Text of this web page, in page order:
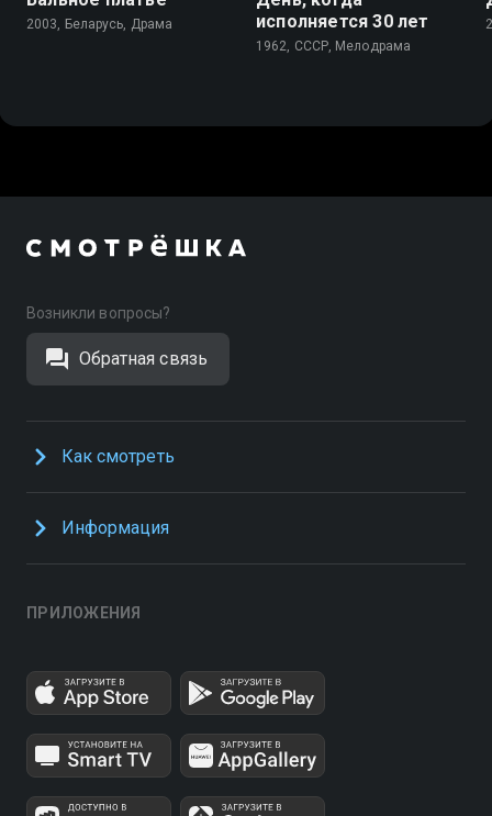
2003, Беларусь, Драма
исполняется 30 лет
1962, СССР, Мелодрама
Возникли вопросы?
Обратная связь
Как смотреть
Информация
ПРИЛОЖЕНИЯ